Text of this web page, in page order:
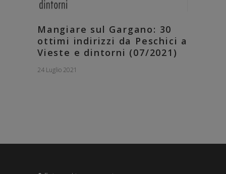
Mangiare sul Gargano: 30
ottimi indirizzi da Peschici a
Vieste e dintorni (07/2021)
24 Luglio 2021